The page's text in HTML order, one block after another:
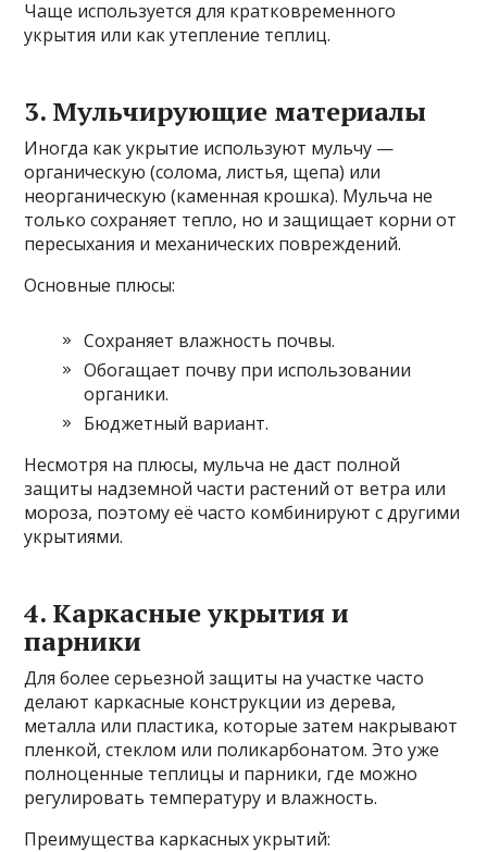
Чаще используется для кратковременного
укрытия или как утепление теплиц.
3. Мульчирующие материалы
Иногда как укрытие используют мульчу —
органическую (солома, листья, щепа) или
неорганическую (каменная крошка). Мульча не
только сохраняет тепло, но и защищает корни от
пересыхания и механических повреждений.
Основные плюсы:
Сохраняет влажность почвы.
Обогащает почву при использовании
органики.
Бюджетный вариант.
Несмотря на плюсы, мульча не даст полной
защиты надземной части растений от ветра или
мороза, поэтому её часто комбинируют с другими
укрытиями.
4. Каркасные укрытия и
парники
Для более серьезной защиты на участке часто
делают каркасные конструкции из дерева,
металла или пластика, которые затем накрывают
пленкой, стеклом или поликарбонатом. Это уже
полноценные теплицы и парники, где можно
регулировать температуру и влажность.
Преимущества каркасных укрытий: